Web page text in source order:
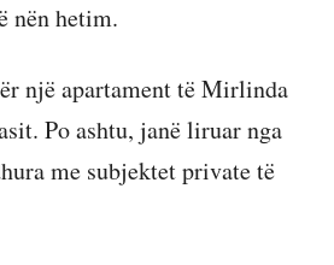
nën hetim.
një apartament të Mirlinda
Po ashtu, janë liruar nga
me subjektet private të